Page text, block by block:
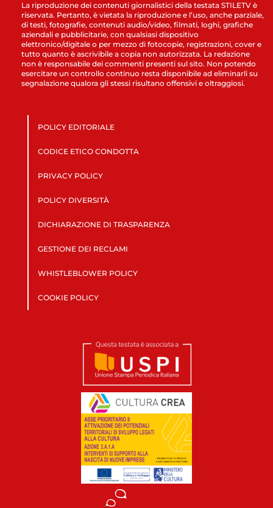
La riproduzione dei contenuti giornalistici della testata STILETV è
riservata. Pertanto, è vietata la riproduzione e l’uso, anche parziale,
di testi, fotografie, contenuti audio/video, filmati, loghi, grafiche
aziendali e pubblicitarie, con qualsiasi dispositivo
elettronico/digitale o per mezzo di fotocopie, registrazioni, cover e
tutto quanto è ascrivibile a copia non autorizzata. La redazione
non è responsabile dei commenti presenti sul sito. Non potendo
esercitare un controllo continuo resta disponibile ad eliminarli su
segnalazione qualora gli stessi risultano offensivi e oltraggiosi.
POLICY EDITORIALE
CODICE ETICO CONDOTTA
PRIVACY POLICY
POLICY DIVERSITÀ
DICHIARAZIONE DI TRASPARENZA
GESTIONE DEI RECLAMI
WHISTLEBLOWER POLICY
COOKIE POLICY